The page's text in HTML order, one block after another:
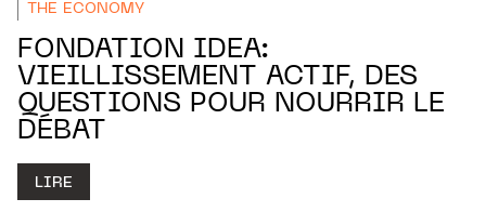
THE ECONOMY
FONDATION IDEA:
VIEILLISSEMENT ACTIF, DES
QUESTIONS POUR NOURRIR LE
DÉBAT
LIRE